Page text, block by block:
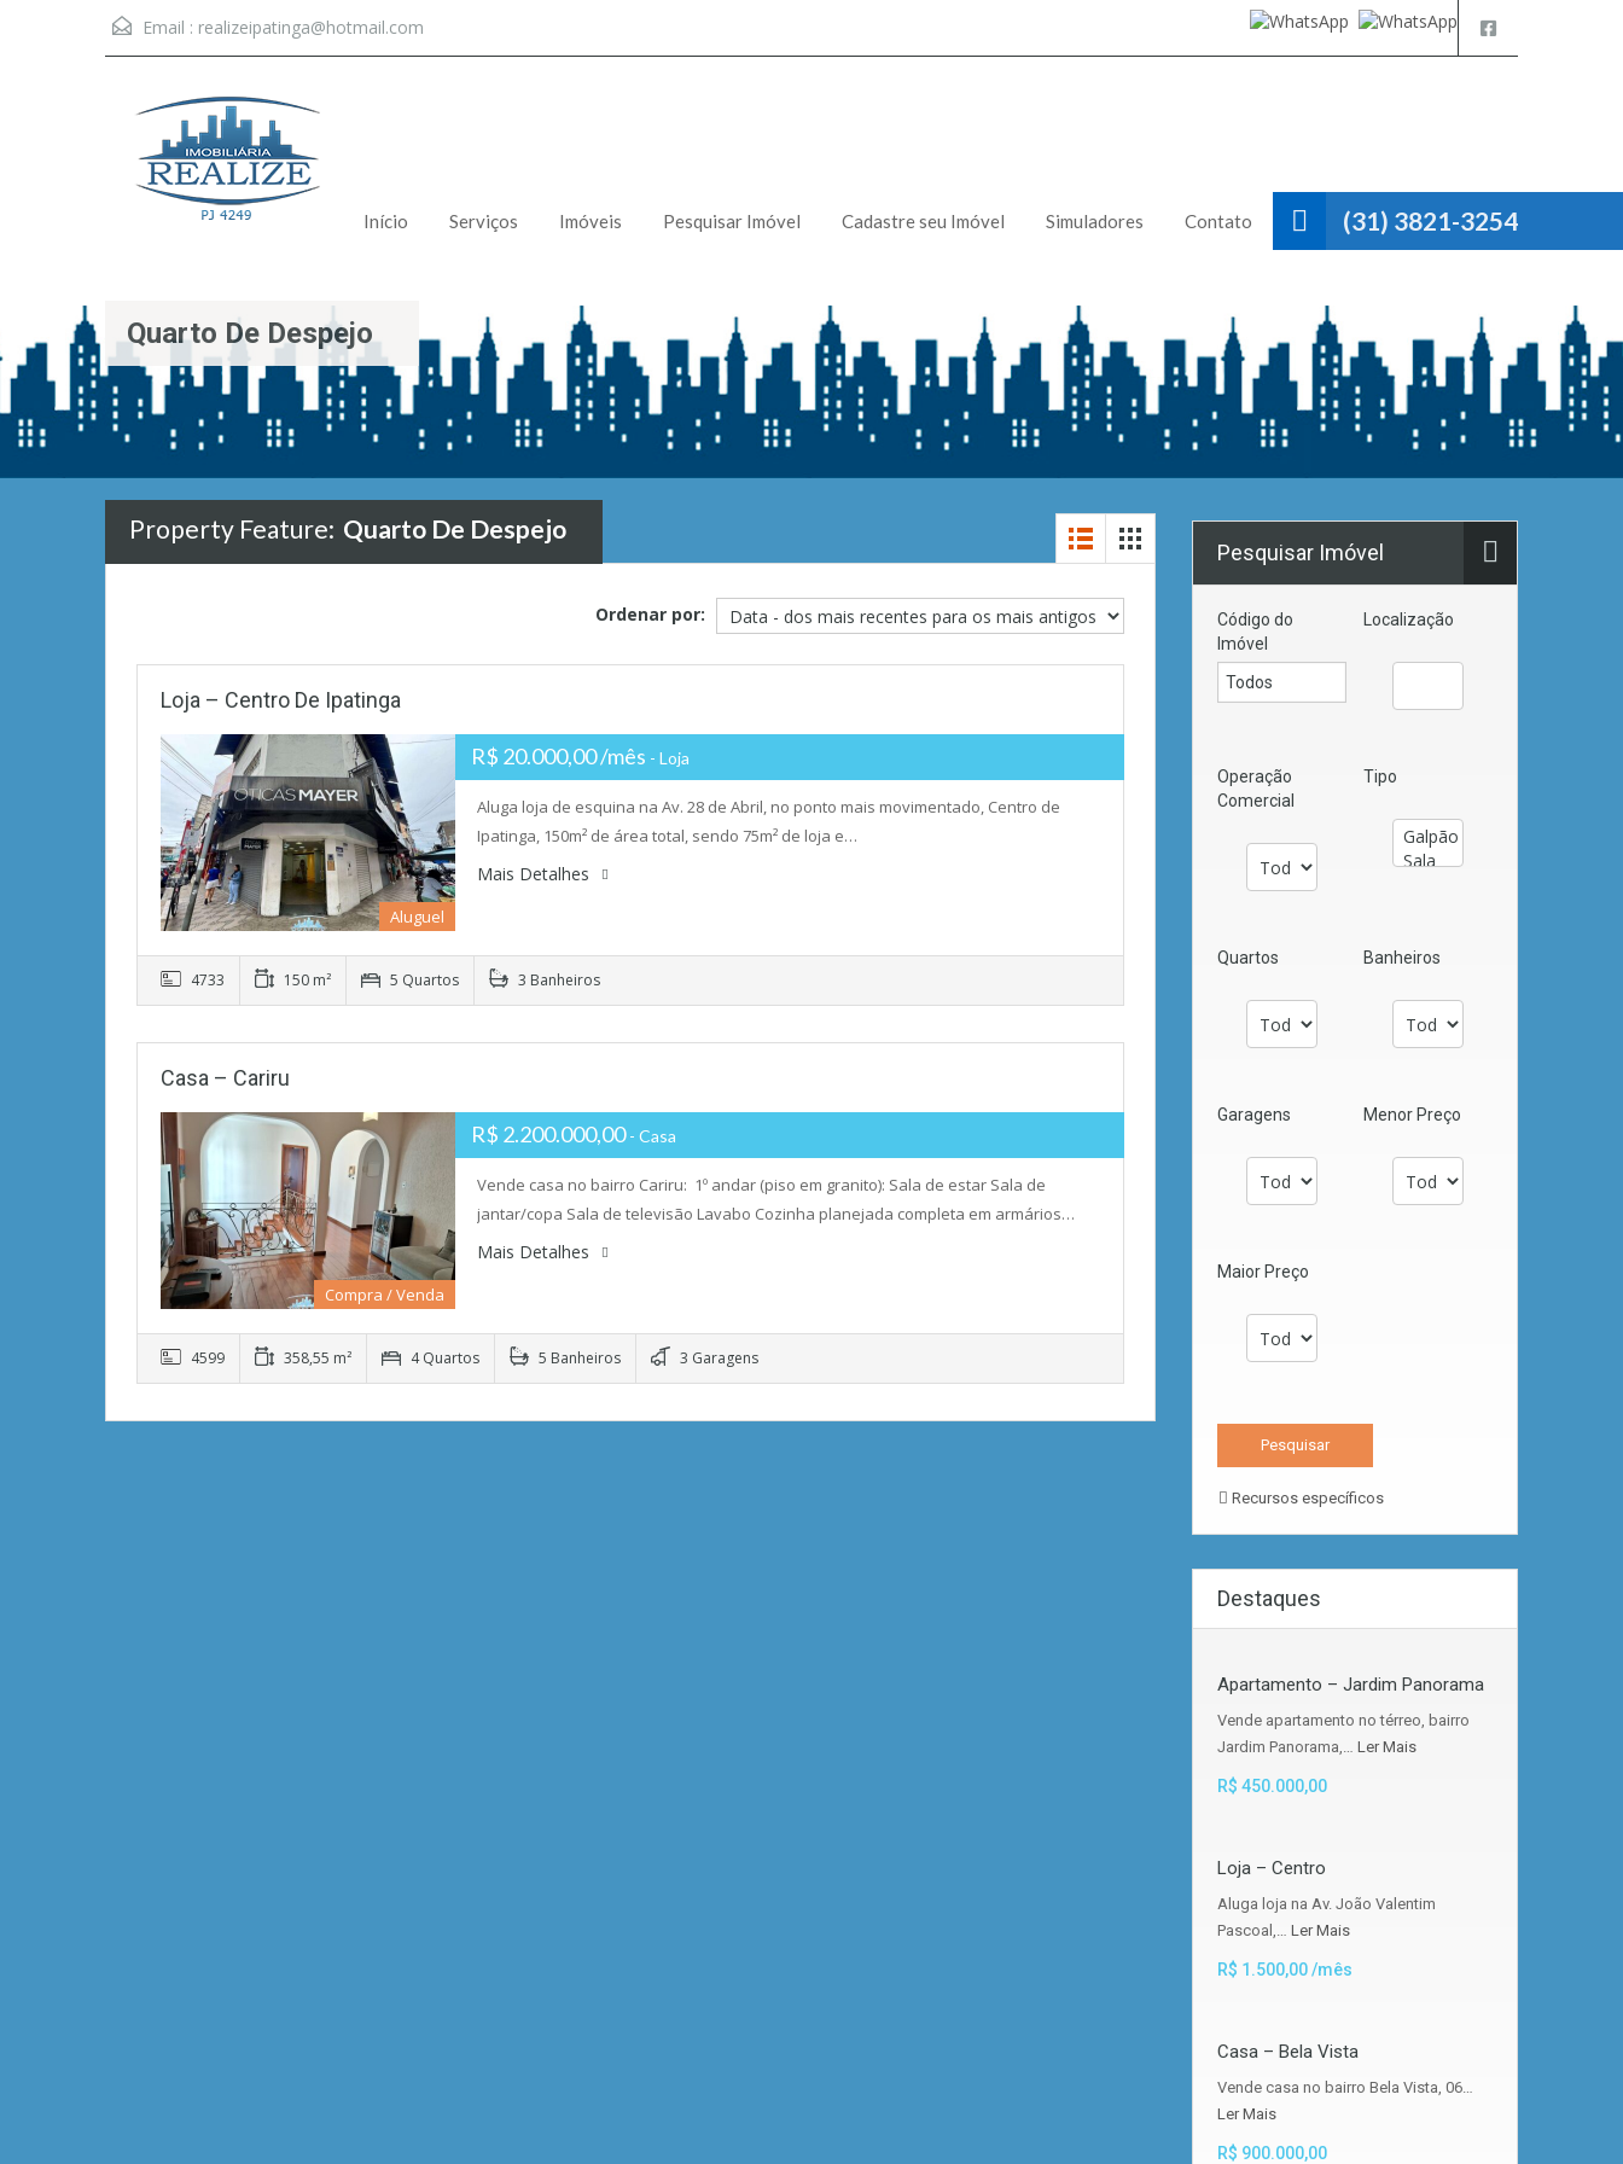
Email : realizeipatinga@hotmail.com
(31) 3821-3254
Início Serviços Imóveis Pesquisar Imóvel Cadastre seu Imóvel Simuladores Contato
Quarto De Despejo
Property Feature: Quarto De Despejo
Ordenar por:
Loja – Centro De Ipatinga
Aluguel
R$ 20.000,00 /mês - Loja
Aluga loja de esquina na Av. 28 de Abril, no ponto mais movimentado, Centro de
Ipatinga, 150m² de área total, sendo 75m² de loja e…
Mais Detalhes
4733 150 m² 5 Quartos 3 Banheiros
Casa – Cariru
Compra / Venda
R$ 2.200.000,00- Casa
Vende casa no bairro Cariru: 1º andar (piso em granito): Sala de estar Sala de
jantar/copa Sala de televisão Lavabo Cozinha planejada completa em armários…
Mais Detalhes
4599 358,55 m² 4 Quartos 5 Banheiros 3 Garagens
Pesquisar Imóvel
Código do
Imóvel
Localização
Operação
Comercial
Tipo
Quartos Banheiros
Garagens Menor Preço
Maior Preço
Recursos específicos
Destaques
Apartamento – Jardim Panorama
Vende apartamento no térreo, bairro
Jardim Panorama,… Ler Mais
R$ 450.000,00
Loja – Centro
Aluga loja na Av. João Valentim
Pascoal,… Ler Mais
R$ 1.500,00 /mês
Casa – Bela Vista
Vende casa no bairro Bela Vista, 06…
Ler Mais
R$ 900.000,00